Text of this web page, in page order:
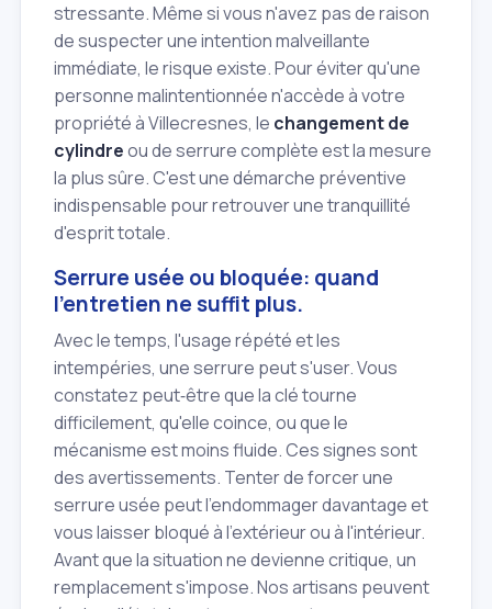
stressante. Même si vous n'avez pas de raison
de suspecter une intention malveillante
immédiate, le risque existe. Pour éviter qu'une
personne malintentionnée n'accède à votre
propriété à Villecresnes, le changement de
cylindreou de serrure complète est la mesure
la plus sûre. C'est une démarche préventive
indispensable pour retrouver une tranquillité
d'esprit totale.
Serrure usée ou bloquée: quand
l'entretien ne suffit plus.
Avec le temps, l'usage répété et les
intempéries, une serrure peut s'user. Vous
constatez peut‑être que la clé tourne
difficilement, qu'elle coince, ou que le
mécanisme est moins fluide. Ces signes sont
des avertissements. Tenter de forcer une
serrure usée peut l'endommager davantage et
vous laisser bloqué à l'extérieur ou à l'intérieur.
Avant que la situation ne devienne critique, un
remplacement s'impose. Nos artisans peuvent